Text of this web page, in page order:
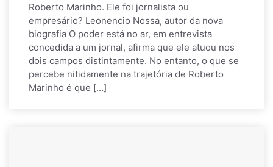
Roberto Marinho. Ele foi jornalista ou
empresário? Leonencio Nossa, autor da nova
biografia O poder está no ar, em entrevista
concedida a um jornal, afirma que ele atuou nos
dois campos distintamente. No entanto, o que se
percebe nitidamente na trajetória de Roberto
Marinho é que […]